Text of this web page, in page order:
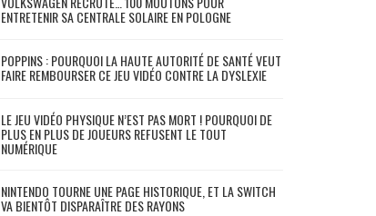
ENTRETENIR SA CENTRALE SOLAIRE EN POLOGNE
POPPINS : POURQUOI LA HAUTE AUTORITÉ DE SANTÉ VEUT
FAIRE REMBOURSER CE JEU VIDÉO CONTRE LA DYSLEXIE
LE JEU VIDÉO PHYSIQUE N’EST PAS MORT ! POURQUOI DE
PLUS EN PLUS DE JOUEURS REFUSENT LE TOUT
NUMÉRIQUE
NINTENDO TOURNE UNE PAGE HISTORIQUE, ET LA SWITCH
VA BIENTÔT DISPARAÎTRE DES RAYONS